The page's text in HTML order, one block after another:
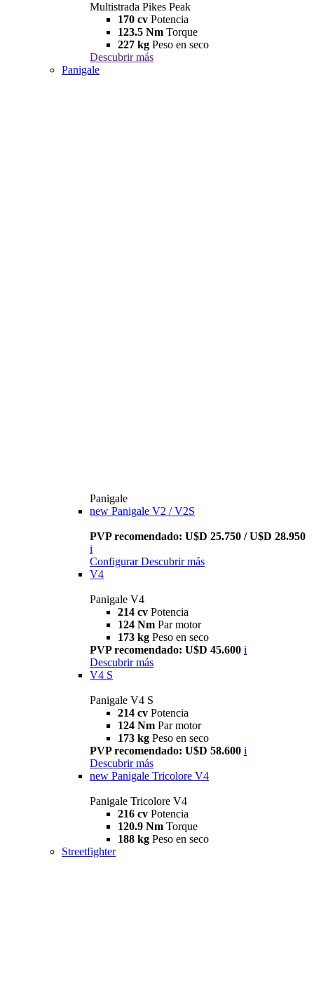
Multistrada Pikes Peak
170 cv Potencia
123.5 Nm Torque
227 kg Peso en seco
Descubrir más
Panigale
Panigale
new Panigale V2 / V2S
PVP recomendado: U$D 25.750 / U$D 28.950
i
Configurar Descubrir más
V4
Panigale V4
214 cv Potencia
124 Nm Par motor
173 kg Peso en seco
PVP recomendado: U$D 45.600 i
Descubrir más
V4 S
Panigale V4 S
214 cv Potencia
124 Nm Par motor
173 kg Peso en seco
PVP recomendado: U$D 58.600 i
Descubrir más
new Panigale Tricolore V4
Panigale Tricolore V4
216 cv Potencia
120.9 Nm Torque
188 kg Peso en seco
Streetfighter